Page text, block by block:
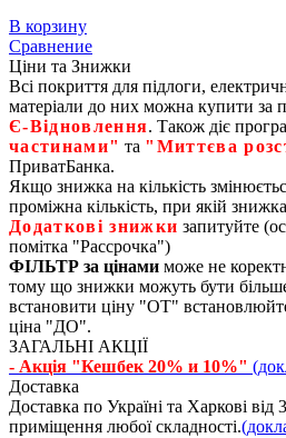
В корзину
Сравнение
Ціни та Знижки
Всі покриття для підлоги,
матеріали до них можна купити за
Є‑Відновлення. Також діє
частинами" та "Миттєва
ПриватБанка.
Якщо знижка на кількість
проміжна кількість, при якій
Додаткові знижки запитуйте
помітка "Рассрочка")
ФІЛЬТР за цінами може не
тому що знижки можуть бути
встановити ціну "ОТ"
ціна "ДО".
ЗАГАЛЬНІ АКЦІЇ
- Акція "Кешбек 20% и 10%"
Доставка
Доставка по Україні та Харкові від
приміщення любої складності.